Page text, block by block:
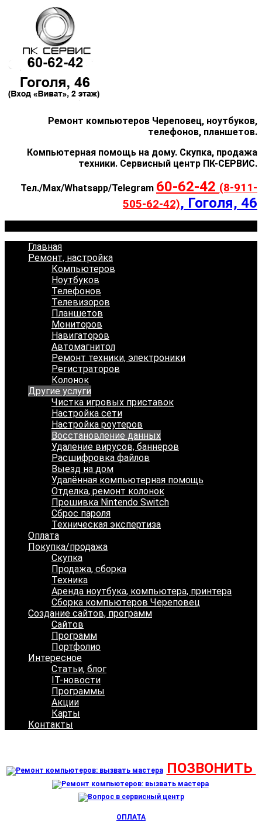
Ремонт компьютеров Череповец, ноутбуков,
телефонов, планшетов.
Компьютерная помощь на дому. Скупка, продажа
техники. Сервисный центр ПК-СЕРВИС.
Тел./Max/Whatsapp/Telegram 60-62-42 (8-911-
505-62-42), Гоголя, 46
Главная
Ремонт, настройка
Компьютеров
Ноутбуков
Телефонов
Телевизоров
Планшетов
Мониторов
Навигаторов
Автомагнитол
Ремонт техники, электроники
Регистраторов
Колонок
Другие услуги
Чистка игровых приставок
Настройка сети
Настройка роутеров
Восстановление данных
Удаление вирусов, баннеров
Расшифровка файлов
Выезд на дом
Удалённая компьютерная помощь
Отделка, ремонт колонок
Прошивка Nintendo Switch
Сброс пароля
Техническая экспертиза
Оплата
Покупка/продажа
Скупка
Продажа, сборка
Техника
Аренда ноутбука, компьютера, принтера
Сборка компьютеров Череповец
Создание сайтов, программ
Сайтов
Программ
Портфолио
Интересное
Статьи, блог
IT-новости
Программы
Акции
Карты
Контакты
ПОЗВОНИТЬ
ОПЛАТА